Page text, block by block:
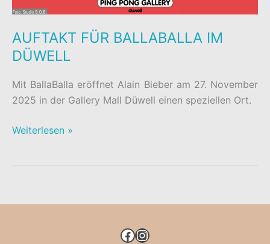
AUFTAKT FÜR BALLABALLA IM
DÜWELL
Mit BallaBalla eröffnet Alain Bieber am 27. November
2025 in der Gallery Mall Düwell einen speziellen Ort.
AUFTAKT
Weiterlesen »
FACEBOOK
INSTAGRAM